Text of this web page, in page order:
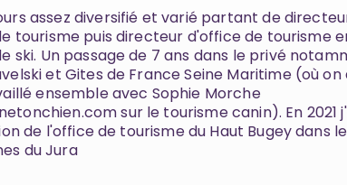
assez diversifié et varié partant de
tourisme puis directeur d'office de tourisme
ski. Un passage de 7 ans dans le privé
et Gites de France Seine Maritime (où on
ensemble avec Sophie Morche
sur le tourisme canin). En 2021
de l'office de tourisme du Haut Bugey dans
du Jura